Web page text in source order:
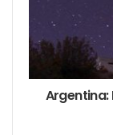
En el otro
sentido
velocidad se
Argentina: